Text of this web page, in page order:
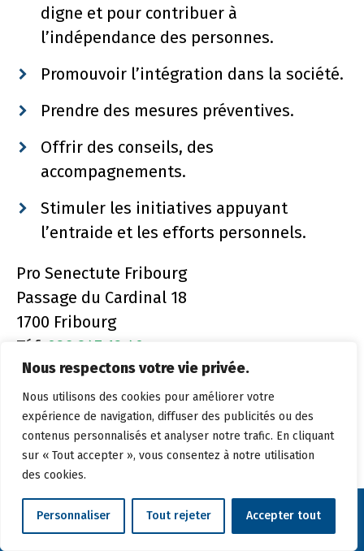
Nous respectons votre vie privée.
Nous utilisons des cookies pour améliorer votre
expérience de navigation, diffuser des publicités ou des
contenus personnalisés et analyser notre trafic. En cliquant
sur « Tout accepter », vous consentez à notre utilisation
des cookies.
Personnaliser Tout rejeter Accepter tout
digne et pour contribuer à
l’indépendance des personnes.
Promouvoir l’intégration dans la société.
Prendre des mesures préventives.
Offrir des conseils, des
accompagnements.
Stimuler les initiatives appuyant
l’entraide et les efforts personnels.
Pro Senectute Fribourg
Passage du Cardinal 18
1700 Fribourg
Téf. 026 347 12 40
e-mail :info@fr.prosenectute.ch
www.fr.prosenectute.ch